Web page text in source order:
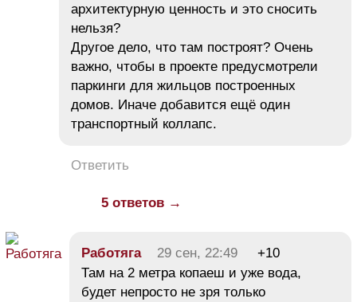
архитектурную ценность и это сносить
нельзя?
Другое дело, что там построят? Очень
важно, чтобы в проекте предусмотрели
паркинги для жильцов построенных
домов. Иначе добавится ещё один
транспортный коллапс.
Ответить
5 ответов →
Работяга 29 сен, 22:49
+10
Там на 2 метра копаеш и уже вода,
будет непросто не зря только